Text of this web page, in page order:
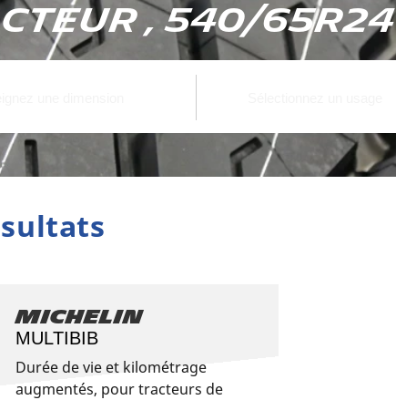
, 540/65R24
Michelin
MULTIBIB
Durée de vie et kilométrage
augmentés, pour tracteurs de